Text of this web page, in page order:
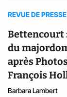
REVUE DE
Bettencourt
du
après
François
Barbara Lambert